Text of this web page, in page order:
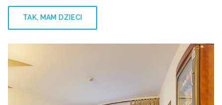
TAK, MAM DZIECI